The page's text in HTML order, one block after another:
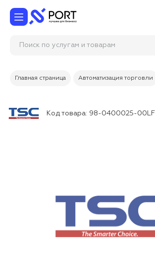
Поиск по услугам и товарам
Главная страница Автоматизация торговли
Код товара: 98-0400025-00LF